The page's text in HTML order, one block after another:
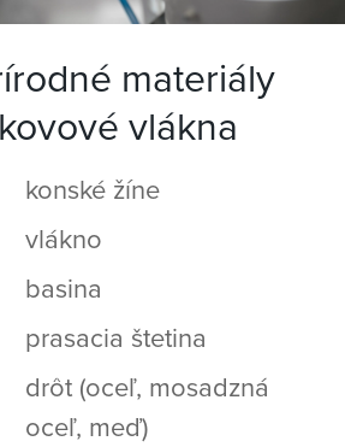
materiály
vlákna
konské žíne
vlákno
basina
prasacia štetina
drôt (oceľ, mosadzná
oceľ, meď)